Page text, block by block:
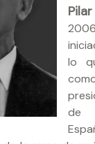
lo
de